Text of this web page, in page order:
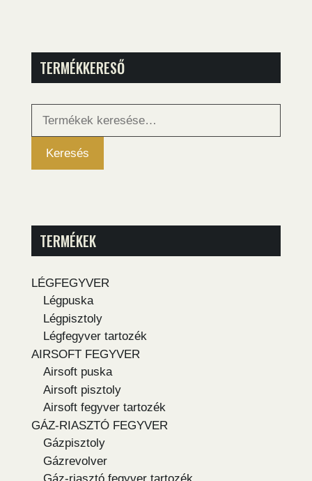
TERMÉKKERESŐ
Keresés
Keresés
TERMÉKEK
LÉGFEGYVER
Légpuska
Légpisztoly
Légfegyver tartozék
AIRSOFT FEGYVER
Airsoft puska
Airsoft pisztoly
Airsoft fegyver tartozék
GÁZ-RIASZTÓ FEGYVER
Gázpisztoly
Gázrevolver